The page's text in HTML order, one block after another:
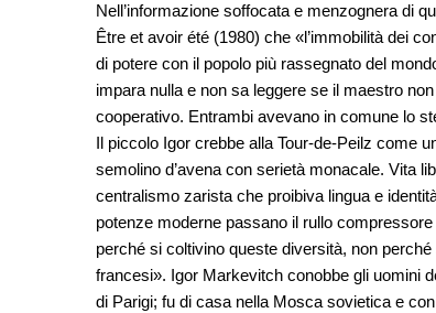
Nell’informazione soffocata e menzognera di
Être et avoir été (1980) che «l’immobilità dei
di potere con il popolo più rassegnato del
impara nulla e non sa leggere se il maestro
cooperativo. Entrambi avevano in comune lo
Il piccolo Igor crebbe alla Tour-de-Peilz come
semolino d’avena con serietà monacale. Vita
centralismo zarista che proibiva lingua e
potenze moderne passano il rullo
perché si coltivino queste diversità, non
francesi». Igor Markevitch conobbe gli uomini
di Parigi; fu di casa nella Mosca sovietica e